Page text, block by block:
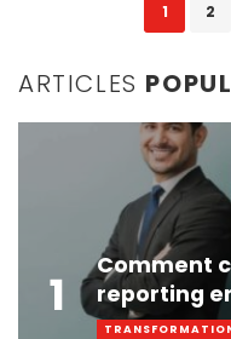
navigation
1 2
ARTICLES
1
Comment
reporting